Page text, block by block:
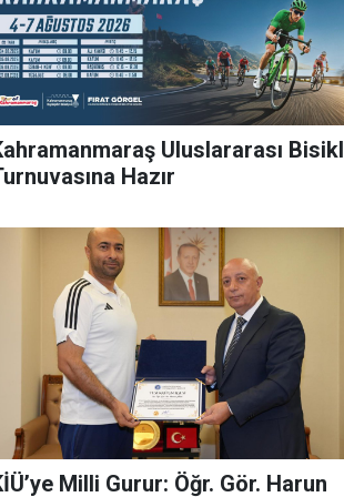
Uluslararası
Hazır
Milli Gurur: Öğr. Gör. Harun